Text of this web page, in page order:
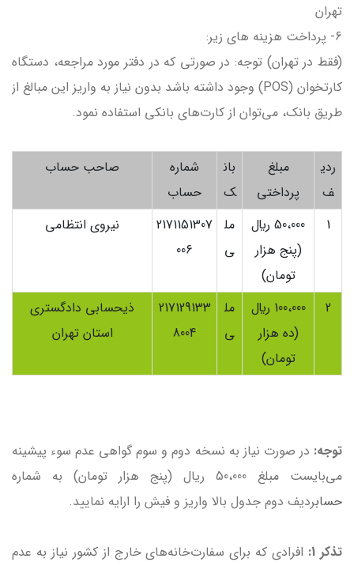
تهران
6- پرداخت هزينه هاي زیر:
(فقط در تهران) توجه: در صورتی که در دفتر مورد مراجعه، دستگاه
کارتخوان (POS) وجود داشته باشد بدون نیاز به واریز این مبالغ از
طریق بانک، می‌توان از کارت‌های بانکی استفاده نمود.
ردي
ف
مبلغ
پرداختي
بان
ک
شماره
حساب
صاحب حساب
1
50،000 ريال
(پنج هزار
تومان)
مل
ی
2171151307
006
نیروی انتظامی
2
100،000 ريال
(ده هزار
تومان)
مل
ی
217129133
8004
ذيحسابى دادگسترى
استان تهران
توجه: در صورت نیاز به نسخه دوم و سوم گواهی عدم سوء پیشینه
می‌بایست مبلغ 50،000 ریال (پنج هزار تومان) به شماره
حسابردیف دوم جدول بالا واریز و فیش را ارایه نمایید.
تذکر 1:
افرادي که براي سفارت‌خانه‌هاي خارج از كشور نياز به عدم